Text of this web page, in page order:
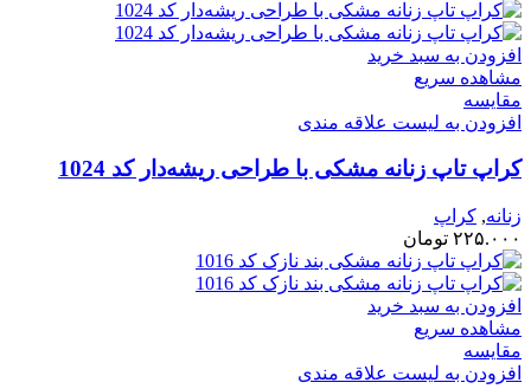
افزودن به سبد خرید
مشاهده سریع
مقایسه
افزودن به لیست علاقه مندی
کراپ تاپ زنانه مشکی با طراحی ریشه‌دار کد 1024
زنانه, کراپ
۲۲۵.۰۰۰ تومان
افزودن به سبد خرید
مشاهده سریع
مقایسه
افزودن به لیست علاقه مندی